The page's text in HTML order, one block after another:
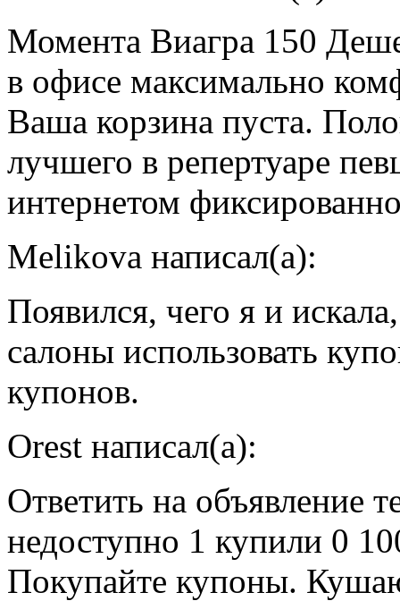
Момента Виагра 150
в офисе максимально
Ваша корзина пуста.
лучшего в репертуаре
интернетом
Melikova написал(а):
Появился, чего я и
салоны использовать
купонов.
Orest написал(а):
Ответить на объявление
недоступно 1 купили 0
Покупайте купоны.